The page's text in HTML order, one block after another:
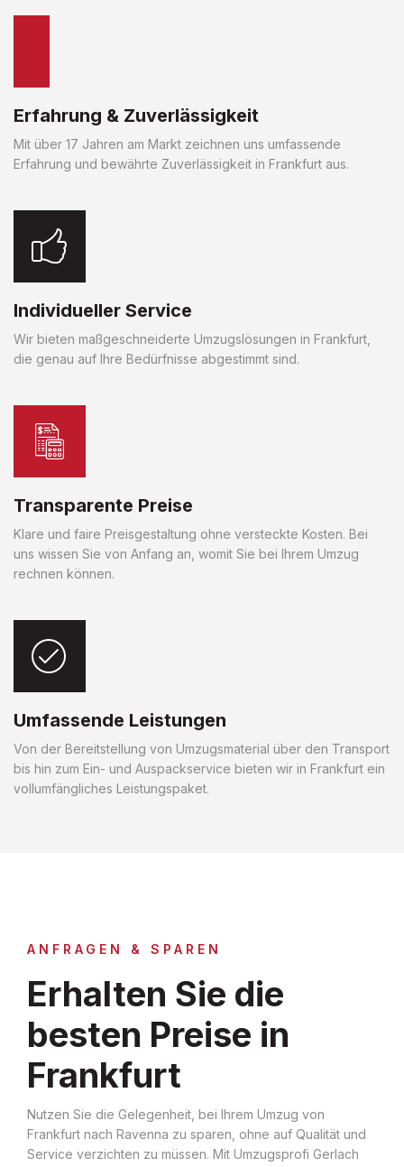
Erfahrung & Zuverlässigkeit
Mit über 17 Jahren am Markt zeichnen uns umfassende
Erfahrung und bewährte Zuverlässigkeit in Frankfurt aus.
Individueller Service
Wir bieten maßgeschneiderte Umzugslösungen in Frankfurt,
die genau auf Ihre Bedürfnisse abgestimmt sind.
Transparente Preise
Klare und faire Preisgestaltung ohne versteckte Kosten. Bei
uns wissen Sie von Anfang an, womit Sie bei Ihrem Umzug
rechnen können.
Umfassende Leistungen
Von der Bereitstellung von Umzugsmaterial über den Transport
bis hin zum Ein- und Auspackservice bieten wir in Frankfurt ein
vollumfängliches Leistungspaket.
ANFRAGEN & SPAREN
Erhalten Sie die
besten Preise in
Frankfurt
Nutzen Sie die Gelegenheit, bei Ihrem Umzug von
Frankfurt nach Ravenna zu sparen, ohne auf Qualität und
Service verzichten zu müssen. Mit Umzugsprofi Gerlach